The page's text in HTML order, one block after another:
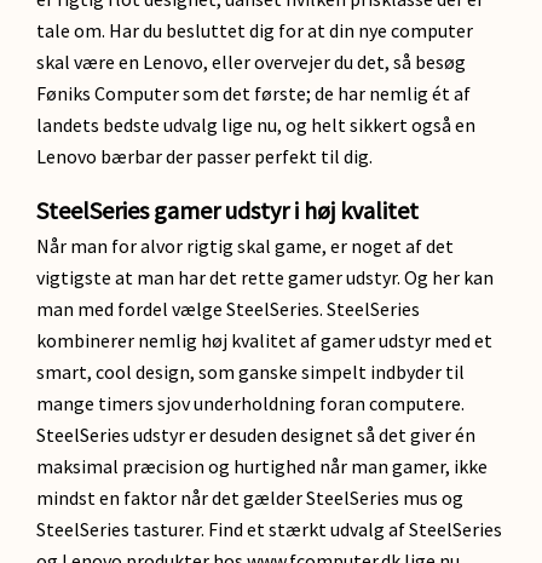
tale om. Har du besluttet dig for at din nye computer
skal være en Lenovo, eller overvejer du det, så besøg
Føniks Computer som det første; de har nemlig ét af
landets bedste udvalg lige nu, og helt sikkert også en
Lenovo bærbar der passer perfekt til dig.
SteelSeries gamer udstyr i høj kvalitet
Når man for alvor rigtig skal game, er noget af det
vigtigste at man har det rette gamer udstyr. Og her kan
man med fordel vælge SteelSeries. SteelSeries
kombinerer nemlig høj kvalitet af gamer udstyr med et
smart, cool design, som ganske simpelt indbyder til
mange timers sjov underholdning foran computere.
SteelSeries udstyr er desuden designet så det giver én
maksimal præcision og hurtighed når man gamer, ikke
mindst en faktor når det gælder SteelSeries mus og
SteelSeries tasturer. Find et stærkt udvalg af SteelSeries